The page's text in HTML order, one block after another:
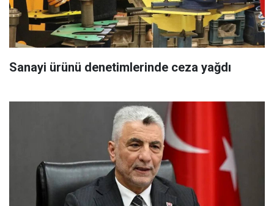
Sanayi ürünü denetimlerinde ceza yağdı